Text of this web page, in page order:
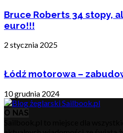
Bruce Roberts 34 stopy,
euro!!!
2 stycznia 2025
Łódź motorowa –
10 grudnia 2024
O NAS